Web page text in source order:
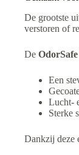
De grootste
verstoren of
De
Een
Lucht-
Sterke
Dankzij deze